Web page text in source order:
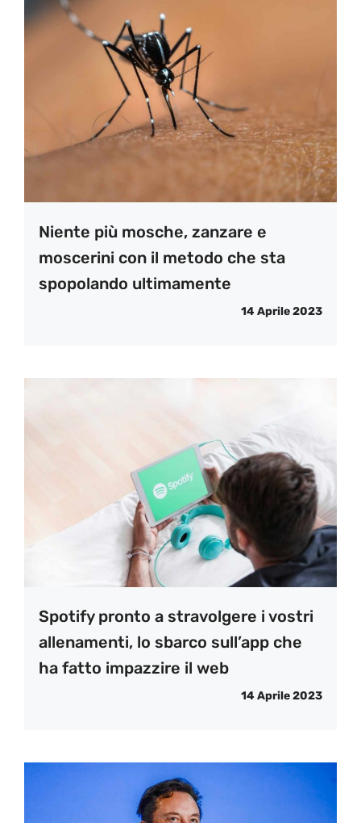
Niente più mosche, zanzare e
moscerini con il metodo che sta
spopolando ultimamente
14 Aprile 2023
Spotify pronto a stravolgere i vostri
allenamenti, lo sbarco sull’app che
ha fatto impazzire il web
14 Aprile 2023